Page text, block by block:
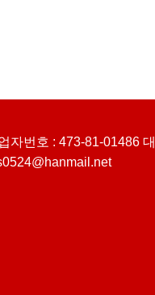
자번호 : 473-81-01486